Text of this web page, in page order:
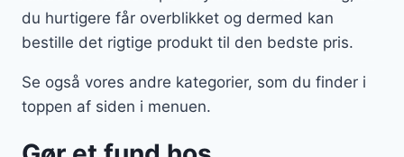
du hurtigere får overblikket og dermed kan
bestille det rigtige produkt til den bedste pris.
Se også vores andre kategorier, som du finder i
toppen af siden i menuen.